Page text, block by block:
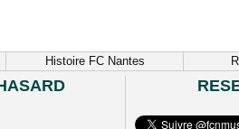
Histoire FC Nantes